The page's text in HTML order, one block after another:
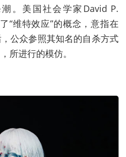
。美国社会学家David P.
“维特效应”的概念，意指在
公众参照其知名的自杀方式
所进行的模仿。